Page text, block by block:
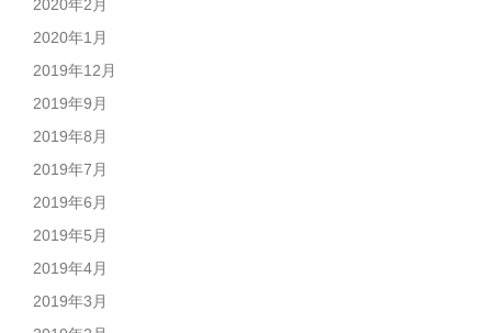
2020年2月
2020年1月
2019年12月
2019年9月
2019年8月
2019年7月
2019年6月
2019年5月
2019年4月
2019年3月